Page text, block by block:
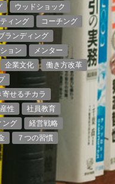
ウッドショック
ィング
コーチング
ランディング
ョン
メンター
企業文化
働き方改革
寄せるチカラ
性
社員教育
ング
経営戦略
７つの習慣